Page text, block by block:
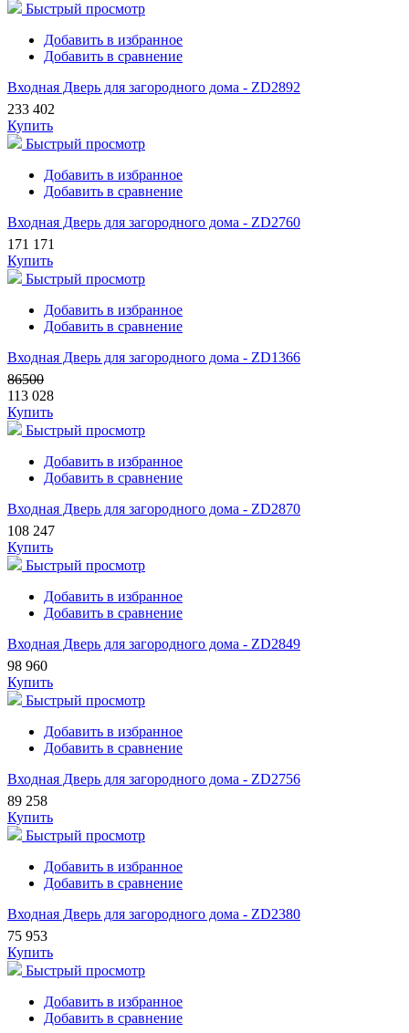
Быстрый просмотр
Добавить в избранное
Добавить в сравнение
Входная Дверь для загородного дома - ZD2892
233 402
Купить
Быстрый просмотр
Добавить в избранное
Добавить в сравнение
Входная Дверь для загородного дома - ZD2760
171 171
Купить
Быстрый просмотр
Добавить в избранное
Добавить в сравнение
Входная Дверь для загородного дома - ZD1366
86500
113 028
Купить
Быстрый просмотр
Добавить в избранное
Добавить в сравнение
Входная Дверь для загородного дома - ZD2870
108 247
Купить
Быстрый просмотр
Добавить в избранное
Добавить в сравнение
Входная Дверь для загородного дома - ZD2849
98 960
Купить
Быстрый просмотр
Добавить в избранное
Добавить в сравнение
Входная Дверь для загородного дома - ZD2756
89 258
Купить
Быстрый просмотр
Добавить в избранное
Добавить в сравнение
Входная Дверь для загородного дома - ZD2380
75 953
Купить
Быстрый просмотр
Добавить в избранное
Добавить в сравнение